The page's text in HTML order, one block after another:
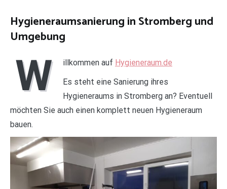
Hygieneraumsanierung in Stromberg und
Umgebung
W illkommen auf Hygieneraum.de
Es steht eine Sanierung ihres
Hygieneraums in Stromberg an? Eventuell
möchten Sie auch einen komplett neuen Hygieneraum
bauen.